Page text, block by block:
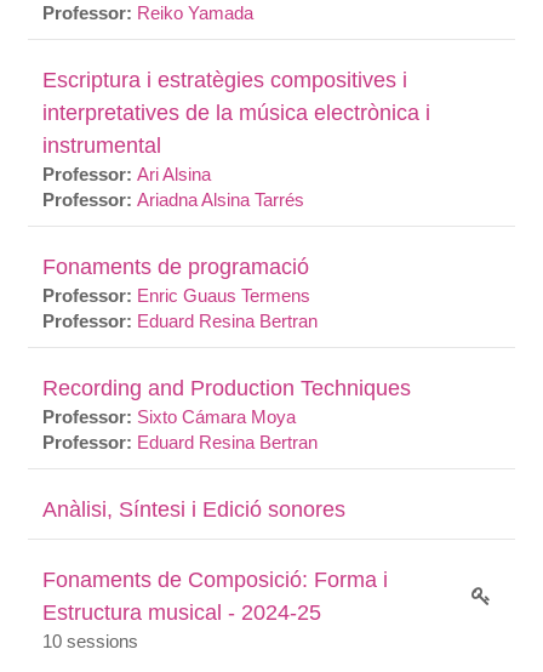
Professor: Reiko Yamada
Escriptura i estratègies compositives i
interpretatives de la música electrònica i
instrumental
Professor: Ari Alsina
Professor: Ariadna Alsina Tarrés
Fonaments de programació
Professor: Enric Guaus Termens
Professor: Eduard Resina Bertran
Recording and Production Techniques
Professor: Sixto Cámara Moya
Professor: Eduard Resina Bertran
Anàlisi, Síntesi i Edició sonores
Fonaments de Composició: Forma i
Estructura musical - 2024-25
10 sessions